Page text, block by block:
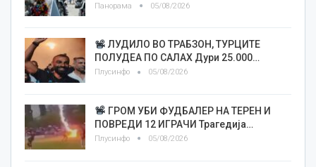
Панорама 05/08/2026
ЛУДИЛО ВО ТРАБЗОН, ТУРЦИТЕ
ПОЛУДЕА ПО САЛАХ Дури 25.000…
Плусинфо 05/08/2026
ГРОМ УБИ ФУДБАЛЕР НА ТЕРЕН И
ПОВРЕДИ 12 ИГРАЧИ Трагедија…
Плусинфо 05/08/2026